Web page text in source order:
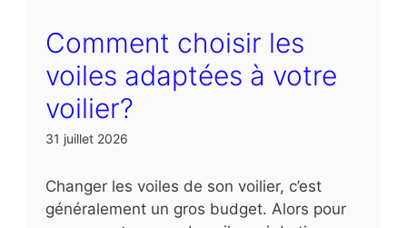
Comment choisir les
voiles adaptées à votre
voilier?
31 juillet 2026
Changer les voiles de son voilier, c’est
généralement un gros budget. Alors pour